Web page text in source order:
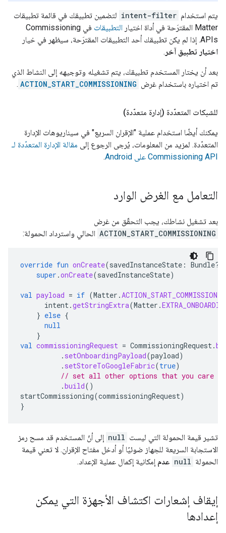
يتم استخدام intent-filter لتضمين تطبيقك في قائمة تطبيقات
Matter المقترَحة في أداة اختيار التطبيقات
في Commissioning
APIs. إذا لم يكن تطبيقك أحد التطبيقات المقترَحة، سيظهر في خيار
اختيار تطبيق آخر .
بعد أن يختار المستخدم تطبيقك، يتم تشغيله وتوجيهه إلى النشاط الذي
تم اختياره باستخدام غرض ACTION_START_COMMISSIONING
.
للشبكات المتعدّدة (إدارة متعدّدة)
يمكنك أيضًا استخدام عملية "الإقران السريع" في سيناريوهات الإدارة
المتعدّدة. لمزيد من المعلومات، يُرجى الرجوع إلى مقالة الإدارة المتعدّدة لـ
Commissioning API على Android
.
التعامل مع الغرض الوارد
بعد تشغيل نشاطك، يجب التحقّق من غرض
ACTION_START_COMMISSIONING الحالي واسترداد الحمولة:
override fun onCreate(savedInstanceState : Bundle?)
super .onCreate(savedInstanceState)
val payload = if (Matter .
intent.getStringExtra(Matter .
} else {
null
}
val commissioningRequest = CommissioningRequest.
. setOnboardingPayload(payload)
. setStoreToGoogleFabric(true)
// set all other options that you care
.build()
startCommissioning(commissioningRequest)
}
تشير قيمة الحمولة التي ليست null إلى أنّ المستخدم قد مسح رمز
الاستجابة السريعة للجهاز ضوئيًا أو أدخل مفتاح الإقران. لا تعني قيمة
الحمولة null عدم إمكانية إكمال عملية الإعداد.
إيقاف إشعارات اكتشاف الأجهزة التي يمكن
إعدادها